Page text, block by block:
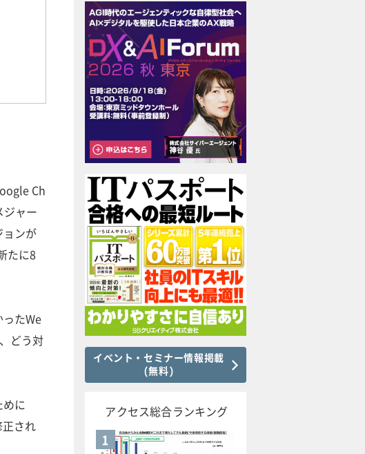
Ch
ャー
ョンが
たに8
たWe
どう対
に
され
イベント・セミナー情報掲載
(無料)
アクセス総合ランキング
1